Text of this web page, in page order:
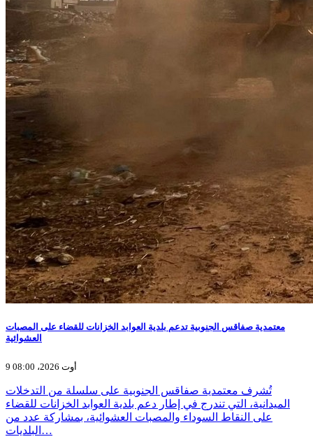
معتمدية صفاقس الجنوبية تدعم بلدية العوابد الخزانات للقضاء على المصبات
العشوائية
9 أوت 2026، 08:00
تُشرف معتمدية صفاقس الجنوبية على سلسلة من التدخلات
الميدانية، التي تندرج في إطار دعم بلدية العوابد الخزانات للقضاء
على النقاط السوداء والمصبات العشوائية، بمشاركة عدد من
البلديات…